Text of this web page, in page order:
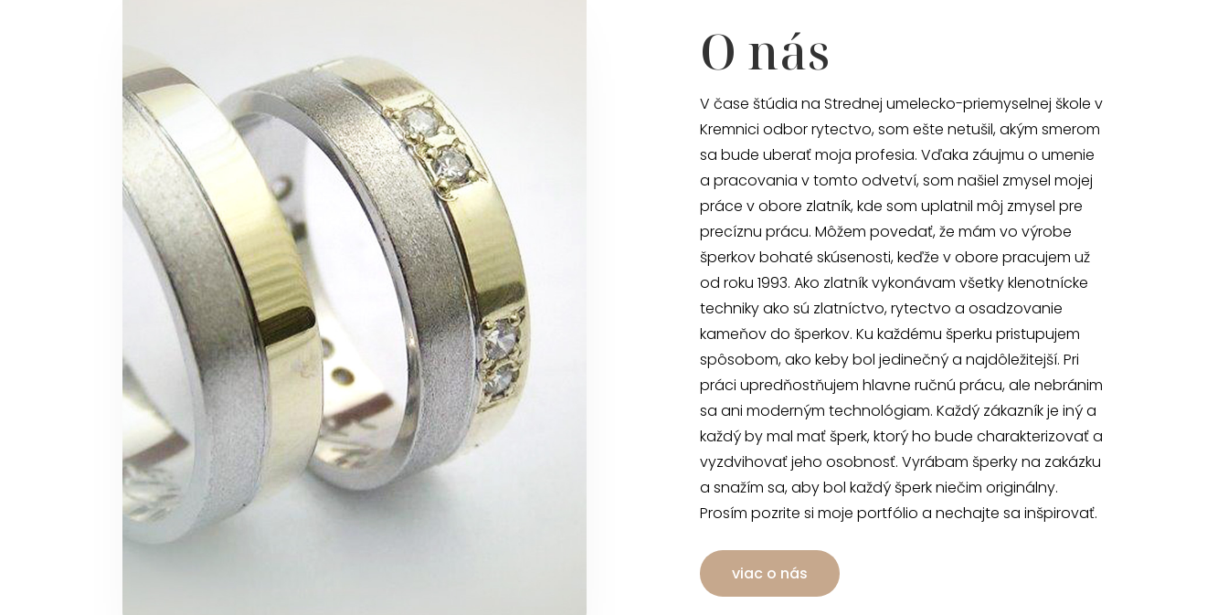
O nás
V čase štúdia na Strednej umelecko-priemyselnej škole v
Kremnici odbor rytectvo, som ešte netušil, akým smerom
sa bude uberať moja profesia. Vďaka záujmu o umenie
a pracovania v tomto odvetví, som našiel zmysel mojej
práce v obore zlatník, kde som uplatnil môj zmysel pre
precíznu prácu. Môžem povedať, že mám vo výrobe
šperkov bohaté skúsenosti, keďže v obore pracujem už
od roku 1993. Ako zlatník vykonávam všetky klenotnícke
techniky ako sú zlatníctvo, rytectvo a osadzovanie
kameňov do šperkov. Ku každému šperku pristupujem
spôsobom, ako keby bol jedinečný a najdôležitejší. Pri
práci upredňostňujem hlavne ručnú prácu, ale nebránim
sa ani moderným technológiam. Každý zákazník je iný a
každý by mal mať šperk, ktorý ho bude charakterizovať a
vyzdvihovať jeho osobnosť. Vyrábam šperky na zakázku
a snažím sa, aby bol každý šperk niečim originálny.
Prosím pozrite si moje portfólio a nechajte sa inšpirovať.
viac o nás